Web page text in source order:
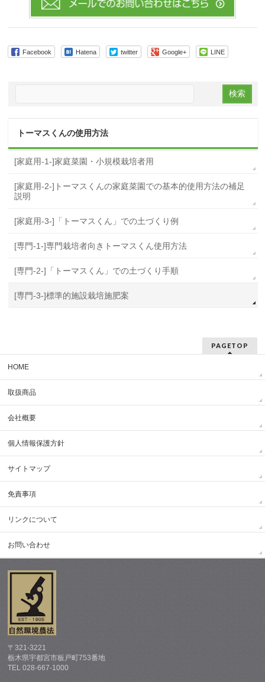
Facebook Hatena twitter Google+ LINE
トーマスくんの使用方法
[家庭用-1-]家庭菜園・小規模栽培者用
[家庭用-2-]トーマスくんの家庭菜園での基本的使用方法の補足
説明
[家庭用-3-]「トーマスくん」での土づくり例
[専門-1-]専門栽培者向きトーマスくん使用方法
[専門-2-]「トーマスくん」での土づくり手順
[専門-3-]標準的施設栽培施肥案
PAGETOP
HOME
取扱商品
会社概要
個人情報保護方針
サイトマップ
免責事項
リンクについて
お問い合わせ
〒321-3221
栃木県宇都宮市板戸町753番地
TEL 028-667-1000